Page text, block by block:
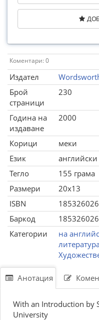
Коментари: 0
Издател
Брой
страници
230
Година на
издаване
2000
Корици
меки
Език
английски
Тегло
155 грама
Размери
20x13
ISBN
Баркод
Категории
на
Анотация
With an Introduction by
University